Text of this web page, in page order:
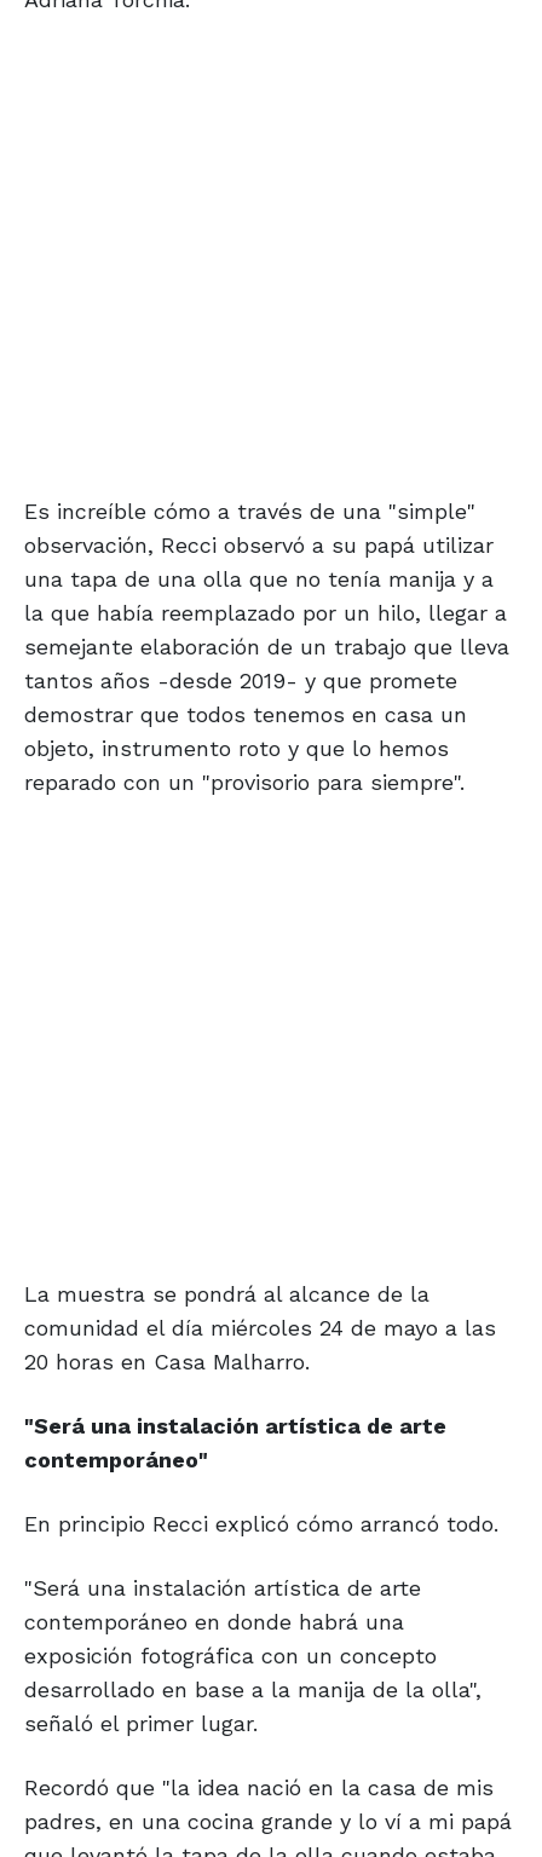
Es increíble cómo a través de una "simple"
observación, Recci observó a su papá utilizar
una tapa de una olla que no tenía manija y a
la que había reemplazado por un hilo, llegar a
semejante elaboración de un trabajo que lleva
tantos años -desde 2019- y que promete
demostrar que todos tenemos en casa un
objeto, instrumento roto y que lo hemos
reparado con un "provisorio para siempre".
La muestra se pondrá al alcance de la
comunidad el día miércoles 24 de mayo a las
20 horas en Casa Malharro.
"Será una instalación artística de arte
contemporáneo"
En principio Recci explicó cómo arrancó todo.
"Será una instalación artística de arte
contemporáneo en donde habrá una
exposición fotográfica con un concepto
desarrollado en base a la manija de la olla",
señaló el primer lugar.
Recordó que "la idea nació en la casa de mis
padres, en una cocina grande y lo ví a mi papá